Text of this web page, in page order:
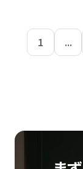
1 ...